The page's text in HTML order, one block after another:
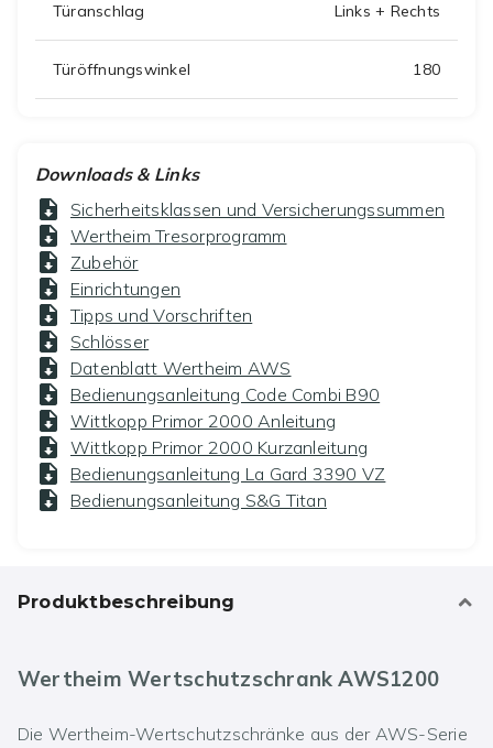
Türanschlag Links + Rechts
Türöffnungswinkel 180
Downloads & Links
Sicherheitsklassen und Versicherungssummen
Wertheim Tresorprogramm
Zubehör
Einrichtungen
Tipps und Vorschriften
Schlösser
Datenblatt Wertheim AWS
Bedienungsanleitung Code Combi B90
Wittkopp Primor 2000 Anleitung
Wittkopp Primor 2000 Kurzanleitung
Bedienungsanleitung La Gard 3390 VZ
Bedienungsanleitung S&G Titan
Produktbeschreibung
Wertheim Wertschutzschrank AWS1200
Die Wertheim-Wertschutzschränke aus der AWS-Serie